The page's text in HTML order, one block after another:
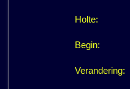
Holte:
Begin:
Verandering: